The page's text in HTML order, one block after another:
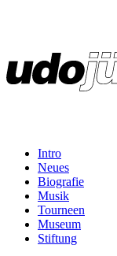
Intro
Neues
Biografie
Musik
Tourneen
Museum
Stiftung